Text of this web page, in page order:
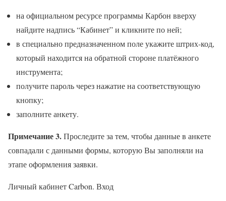
на официальном ресурсе программы Карбон вверху
найдите надпись “Кабинет” и кликните по ней;
в специально предназначенном поле укажите штрих-код,
который находится на обратной стороне платёжного
инструмента;
получите пароль через нажатие на соответствующую
кнопку;
заполните анкету.
Примечание 3.Проследите за тем, чтобы данные в анкете
совпадали с данными формы, которую Вы заполняли на
этапе оформления заявки.
Личный кабинет Carbon. Вход